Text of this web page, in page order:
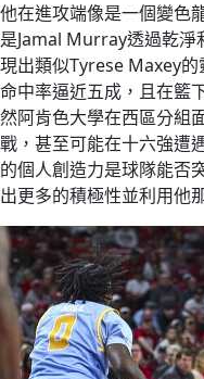
他在進攻端像是一個變色
是Jamal Murray透過乾淨
現出類似Tyrese Maxey
命中率逼近五成，且在籃
然阿肯色大學在西區分組
戰，甚至可能在十六強遭
的個人創造力是球隊能否
出更多的積極性並利用他